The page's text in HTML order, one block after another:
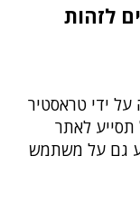
לזהות
ידי טראסטיר
לאתר
גם על משתמש